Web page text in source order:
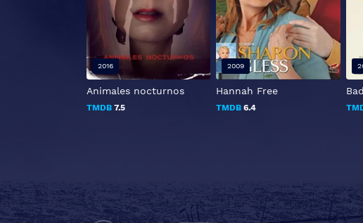
Animales nocturnos
TMDB 7.5
2016
Hannah Free
TMDB 6.4
2009